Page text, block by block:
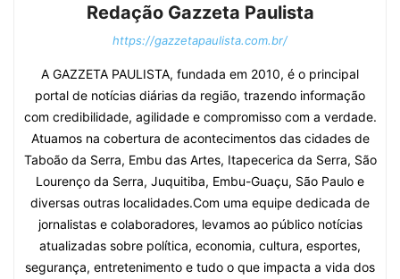
Redação Gazzeta Paulista
https://gazzetapaulista.com.br/
A GAZZETA PAULISTA, fundada em 2010, é o principal
portal de notícias diárias da região, trazendo informação
com credibilidade, agilidade e compromisso com a verdade.
Atuamos na cobertura de acontecimentos das cidades de
Taboão da Serra, Embu das Artes, Itapecerica da Serra, São
Lourenço da Serra, Juquitiba, Embu-Guaçu, São Paulo e
diversas outras localidades.Com uma equipe dedicada de
jornalistas e colaboradores, levamos ao público notícias
atualizadas sobre política, economia, cultura, esportes,
segurança, entretenimento e tudo o que impacta a vida dos